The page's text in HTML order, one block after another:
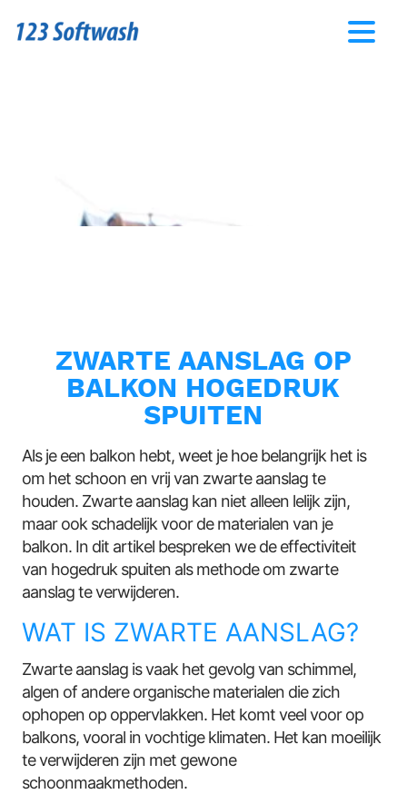
ZWARTE AANSLAG OP
BALKON HOGEDRUK
SPUITEN
Als je een balkon hebt, weet je hoe belangrijk het is
om het schoon en vrij van zwarte aanslag te
houden. Zwarte aanslag kan niet alleen lelijk zijn,
maar ook schadelijk voor de materialen van je
balkon. In dit artikel bespreken we de effectiviteit
van hogedruk spuiten als methode om zwarte
aanslag te verwijderen.
WAT IS ZWARTE AANSLAG?
Zwarte aanslag is vaak het gevolg van schimmel,
algen of andere organische materialen die zich
ophopen op oppervlakken. Het komt veel voor op
balkons, vooral in vochtige klimaten. Het kan moeilijk
te verwijderen zijn met gewone
schoonmaakmethoden.